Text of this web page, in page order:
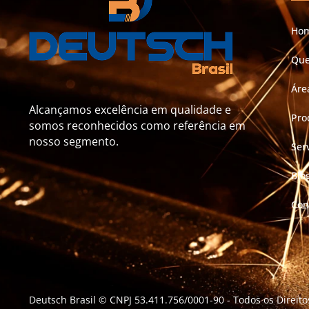
Alcançamos excelência em qualidade e
somos reconhecidos como referência em
nosso segmento.
Deutsch Brasil © CNPJ 53.411.756/0001-90- Todos os